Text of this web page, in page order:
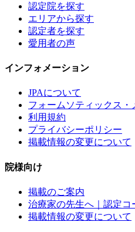
認定院を探す
エリアから探す
認定者を探す
愛用者の声
インフォメーション
JPAについて
フォームソティックス・
利用規約
プライバシーポリシー
掲載情報の変更について
院様向け
掲載のご案内
治療家の先生へ｜認定コ
掲載情報の変更について